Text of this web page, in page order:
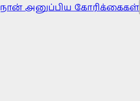
நான் அனுப்பிய கோரிக்கைகள்